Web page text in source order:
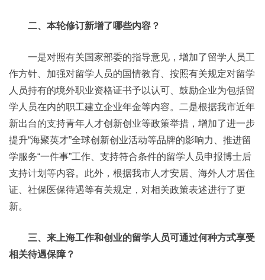
二、本轮修订新增了哪些内容？
一是对照有关国家部委的指导意见，增加了留学人员工
作方针、加强对留学人员的国情教育、按照有关规定对留学
人员持有的境外职业资格证书予以认可、鼓励企业为包括留
学人员在内的职工建立企业年金等内容。二是根据我市近年
新出台的支持青年人才创新创业等政策举措，增加了进一步
提升“海聚英才”全球创新创业活动等品牌的影响力、推进留
学服务“一件事”工作、支持符合条件的留学人员申报博士后
支持计划等内容。此外，根据我市人才安居、海外人才居住
证、社保医保待遇等有关规定，对相关政策表述进行了更
新。
三、来上海工作和创业的留学人员可通过何种方式享受
相关待遇保障？